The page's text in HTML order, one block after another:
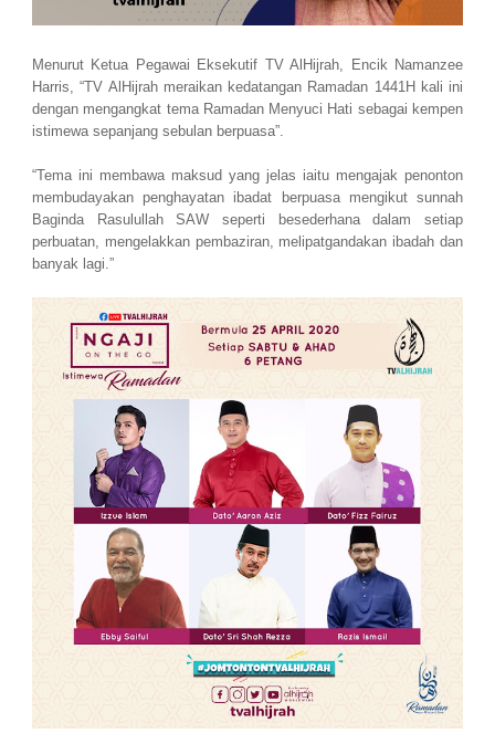
Menurut Ketua Pegawai Eksekutif TV AlHijrah, Encik Namanzee
Harris, “TV AlHijrah meraikan kedatangan Ramadan 1441H kali ini
dengan mengangkat tema Ramadan Menyuci Hati sebagai kempen
istimewa sepanjang sebulan berpuasa”.
“Tema ini membawa maksud yang jelas iaitu mengajak penonton
membudayakan penghayatan ibadat berpuasa mengikut sunnah
Baginda Rasulullah SAW seperti besederhana dalam setiap
perbuatan, mengelakkan pembaziran, melipatgandakan ibadah dan
banyak lagi.”